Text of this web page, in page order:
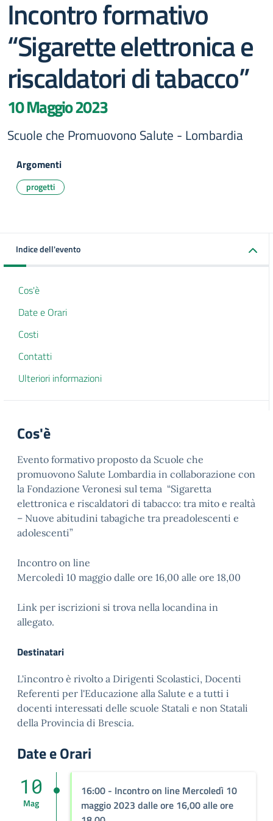
Incontro formativo
“Sigarette elettronica e
riscaldatori di tabacco”
10 Maggio 2023
Scuole che Promuovono Salute - Lombardia
Argomenti
progetti
Indice dell'evento
Cos'è
Date e Orari
Costi
Contatti
Ulteriori informazioni
Cos'è
Evento formativo proposto da Scuole che
promuovono Salute Lombardia in collaborazione con
la Fondazione Veronesi sul tema “Sigaretta
elettronica e riscaldatori di tabacco: tra mito e realtà
– Nuove abitudini tabagiche tra preadolescenti e
adolescenti”
Incontro on line
Mercoledì 10 maggio dalle ore 16,00 alle ore 18,00
Link per iscrizioni si trova nella locandina in
allegato.
Destinatari
L'incontro è rivolto a Dirigenti Scolastici, Docenti
Referenti per l'Educazione alla Salute e a tutti i
docenti interessati delle scuole Statali e non Statali
della Provincia di Brescia.
Date e Orari
16:00 - Incontro on line Mercoledì 10
maggio 2023 dalle ore 16,00 alle ore
10
Mag